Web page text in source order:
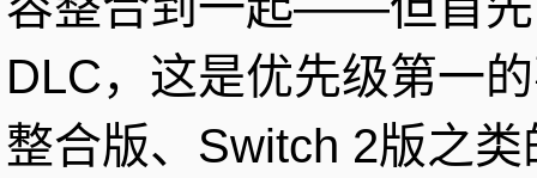
DLC，这是优先级第一
整合版、Switch 2版之类